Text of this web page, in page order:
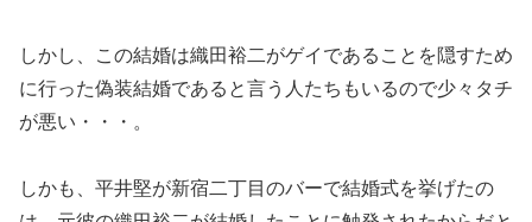
しかし、この結婚は織田裕二がゲイであることを隠すため
に行った偽装結婚であると言う人たちもいるので少々タチ
が悪い・・・。
しかも、平井堅が新宿二丁目のバーで結婚式を挙げたの